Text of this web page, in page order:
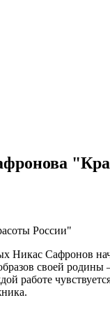
России"
Никас Сафронов
своей
работе